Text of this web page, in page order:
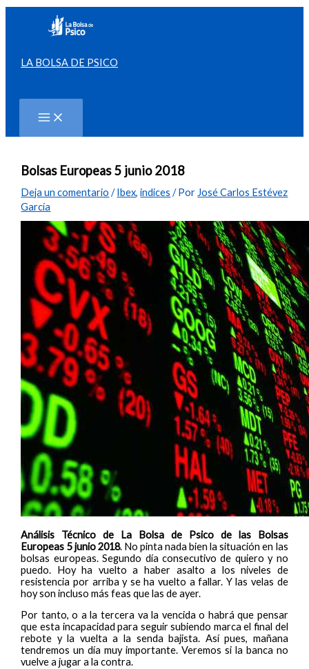
contenido
LA BOLSA DE PSICO
Bolsas Europeas 5 junio 2018
Deja un comentario /Ibex,indices / Por José Carlos Estévez
García
Análisis Técnico de La Bolsa de Psico de las Bolsas
Europeas 5 junio 2018. No pinta nada bien la situación en las
bolsas europeas. Segundo día consecutivo de quiero y no
puedo. Hoy ha vuelto a haber asalto a los niveles de
resistencia por arriba y se ha vuelto a fallar. Y las velas de
hoy son incluso más feas que las de ayer.
Por tanto, o a la tercera va la vencida o habrá que pensar
que esta incapacidad para seguir subiendo marca el final del
rebote y la vuelta a la senda bajista. Así pues, mañana
tendremos un día muy importante. Veremos si la banca no
vuelve a jugar a la contra.